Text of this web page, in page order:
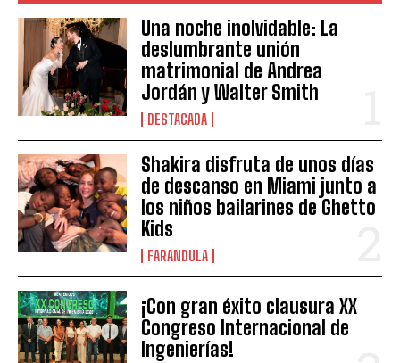
Una noche inolvidable: La
deslumbrante unión
matrimonial de Andrea
Jordán y Walter Smith
DESTACADA
Shakira disfruta de unos días
de descanso en Miami junto a
los niños bailarines de Ghetto
Kids
FARANDULA
¡Con gran éxito clausura XX
Congreso Internacional de
Ingenierías!